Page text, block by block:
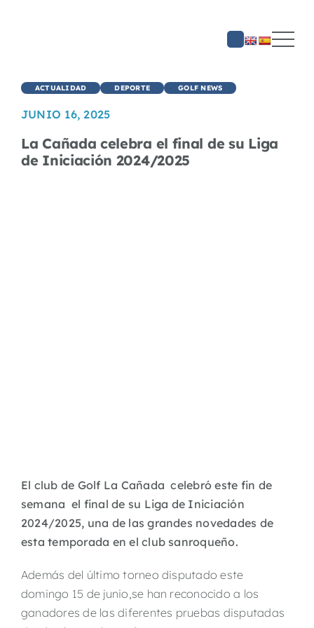
ACTUALIDAD DEPORTE GOLF NEWS
JUNIO 16, 2025
La Cañada celebra el final de su Liga
de Iniciación 2024/2025
El club de Golf La Cañada celebró este fin de
semana el final de su Liga de Iniciación
2024/2025, una de las grandes novedades de
esta temporada en el club sanroqueño.
Además del último torneo disputado este
domingo 15 de junio,se han reconocido a los
ganadores de las diferentes pruebas disputadas